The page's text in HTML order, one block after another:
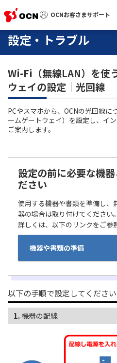
OCNお客さまサポート
OCNお客さまサポート
サポートトップ
サービス名から探す
よくあるご質問
工事・故障情報
各種ダウンロード
お問い合わせ
NTTドコモビジネスのお客さ
まはこちら
OCN サービス一覧
設定・トラブル
Wi-Fi（無線LAN）を使
ウェイの設定｜光回線
PCやスマホから、OCNの光回線に
ームゲートウェイ）を設定し、イ
ご案内します。
設定の前に必要な機
ださい
使用する機器や書類を準備し、
器の場合は取り付けてください。
詳しくは、以下のリンクをご参
機器や書類の準備
以下の手順で設定してください
1. 機器の配線